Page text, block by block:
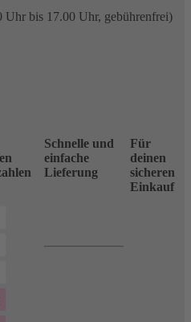
Uhr bis 17.00 Uhr, gebührenfrei)
Schnelle und
einfache
Lieferung
Für
deinen
sicheren
Einkauf